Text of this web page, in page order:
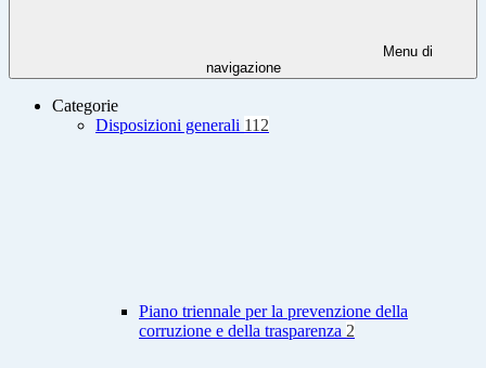
Menu di
navigazione
Categorie
Disposizioni generali 112
Piano triennale per la prevenzione della
corruzione e della trasparenza 2